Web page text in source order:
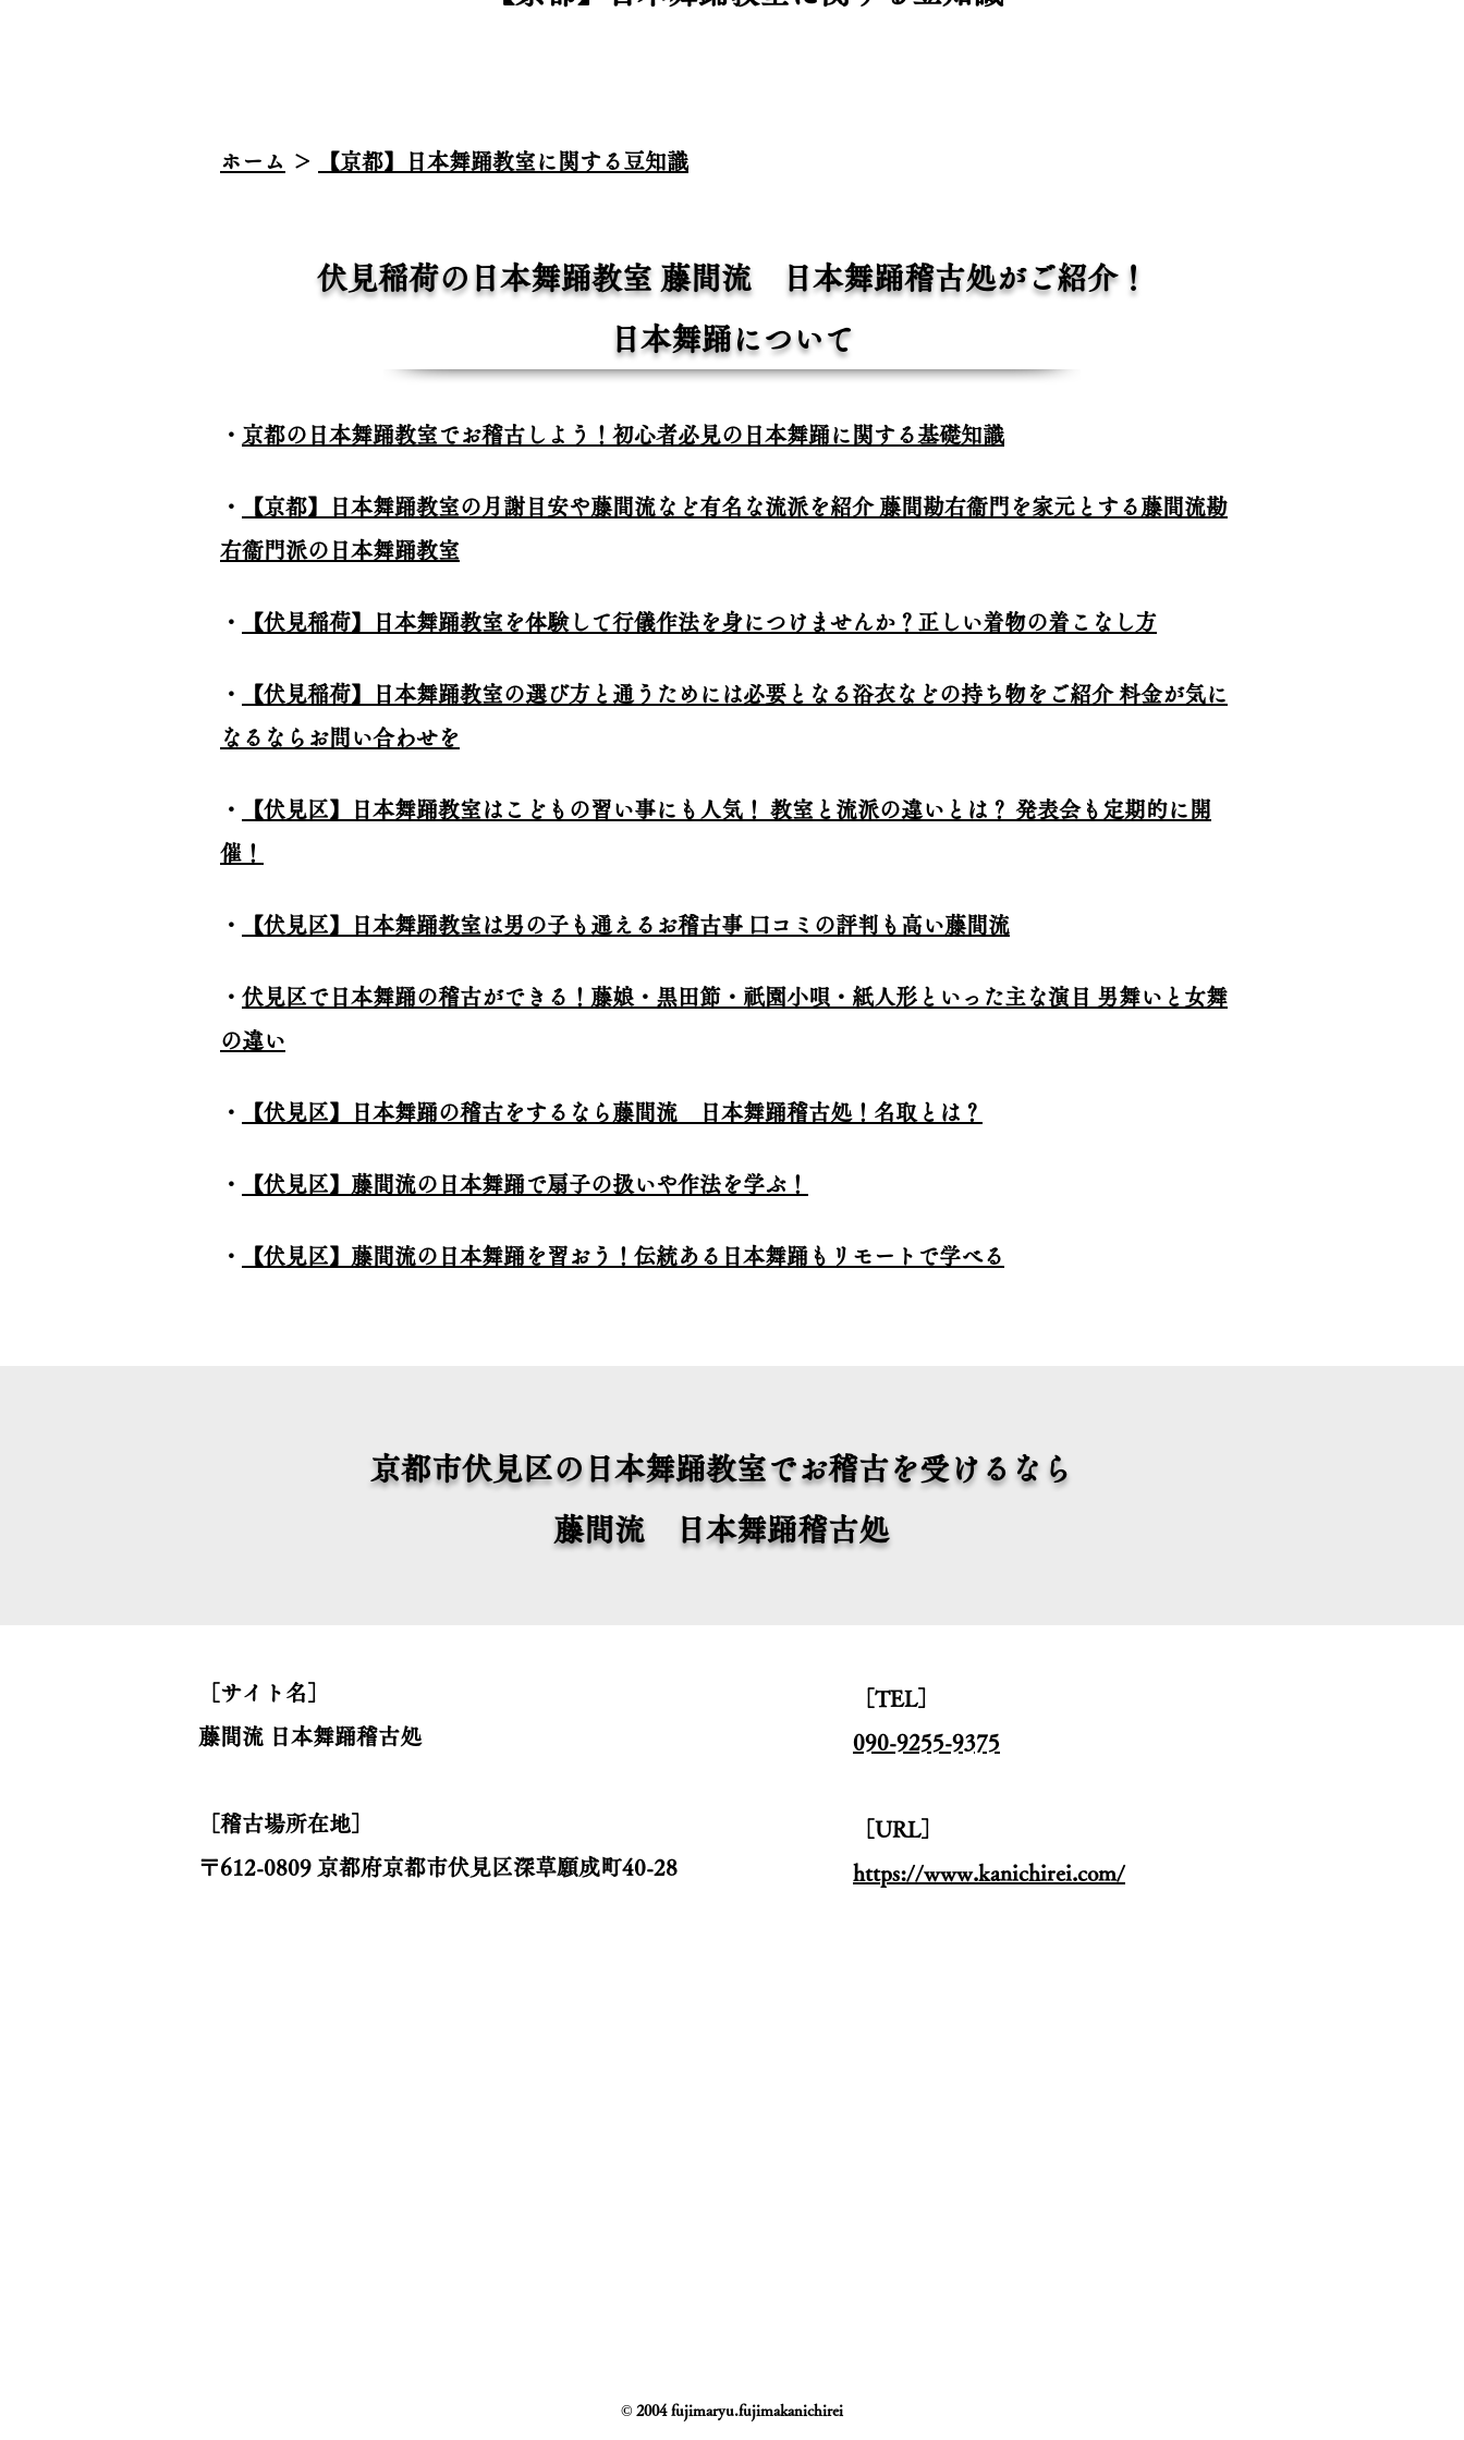
ホーム ＞ 【京都】日本舞踊教室に関する豆知識
伏見稲荷の日本舞踊教室 藤間流 日本舞踊稽古処がご紹介！
日本舞踊について
・ 京都の日本舞踊教室でお稽古しよう！初心者必見の日本舞踊に関する基礎知識
・ 【京都】日本舞踊教室の月謝目安や藤間流など有名な流派を紹介 藤間勘右衞門を家元とする藤間流勘
右衞門派の日本舞踊教室
・ 【伏見稲荷】日本舞踊教室を体験して行儀作法を身につけませんか？正しい着物の着こなし方
・
【伏見稲荷】日本舞踊教室の選び方と通うためには必要となる浴衣などの持ち物をご紹介 料金が気に
なるならお問い合わせを
・
【伏見区】日本舞踊教室はこどもの習い事にも人気！ 教室と流派の違いとは？ 発表会も定期的に開
催！
・ 【伏見区】日本舞踊教室は男の子も通えるお稽古事 口コミの評判も高い藤間流
・ 伏見区で日本舞踊の稽古ができる！藤娘・黒田節・祇園小唄・紙人形といった主な演目 男舞いと女舞
の違い
・ 【伏見区】日本舞踊の稽古をするなら藤間流 日本舞踊稽古処！名取とは？
・ 【伏見区】藤間流の日本舞踊で扇子の扱いや作法を学ぶ！
・ 【伏見区】藤間流の日本舞踊を習おう！伝統ある日本舞踊もリモートで学べる
京都市伏見区の日本舞踊教室でお稽古を受けるなら
藤間流 日本舞踊稽古処
［サイト名］
藤間流 日本舞踊稽古処
［稽古場所在地］
〒612-0809 京都府京都市伏見区深草願成町40-28
［TEL］
090-9255-9375
［URL］
https://www.kanichirei.com/
© 2004 fujimaryu.fujimakanichirei